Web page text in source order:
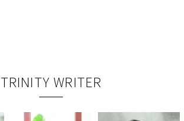
TRINITY WRITER